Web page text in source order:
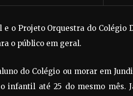
o Projeto Orquestra do Colégio
o público em geral.
do Colégio ou morar em
infantil até 25 do mesmo mês.